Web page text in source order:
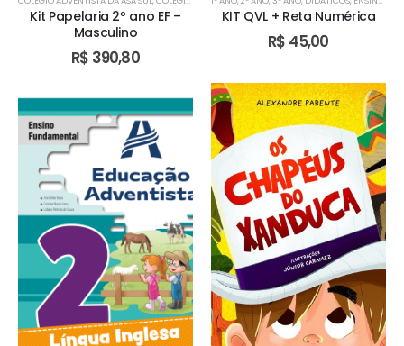
Kit Papelaria 2º ano EF –
Masculino
R$ 390,80
KIT QVL + Reta Numérica
R$ 45,00